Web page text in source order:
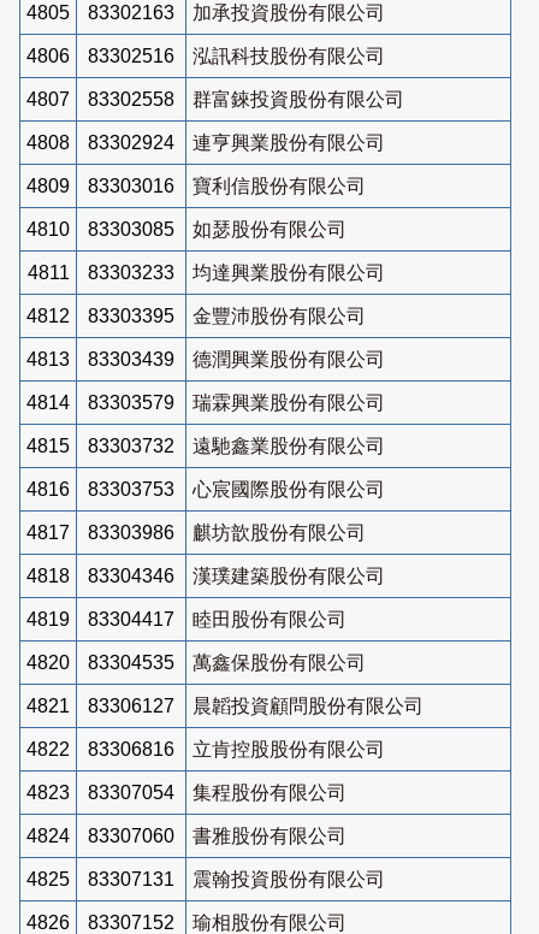
4805 83302163 加承投資股份有限公司
4806 83302516 泓訊科技股份有限公司
4807 83302558 群富錸投資股份有限公司
4808 83302924 連亨興業股份有限公司
4809 83303016 寶利信股份有限公司
4810 83303085 如瑟股份有限公司
4811 83303233 均達興業股份有限公司
4812 83303395 金豐沛股份有限公司
4813 83303439 德潤興業股份有限公司
4814 83303579 瑞霖興業股份有限公司
4815 83303732 遠馳鑫業股份有限公司
4816 83303753 心宸國際股份有限公司
4817 83303986 麒坊歆股份有限公司
4818 83304346 漢璞建築股份有限公司
4819 83304417 睦田股份有限公司
4820 83304535 萬鑫保股份有限公司
4821 83306127 晨韜投資顧問股份有限公司
4822 83306816 立肯控股股份有限公司
4823 83307054 集程股份有限公司
4824 83307060 書雅股份有限公司
4825 83307131 震翰投資股份有限公司
4826 83307152 瑜相股份有限公司